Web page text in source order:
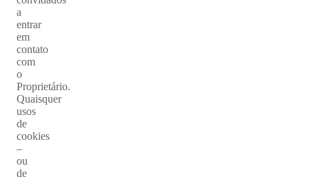
a
entrar
em
contato
com
o
Proprietário.
Quaisquer
usos
de
cookies
–
ou
de